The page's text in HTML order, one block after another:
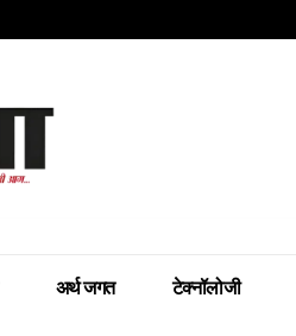
अर्थ जगत टेक्नॉलोजी